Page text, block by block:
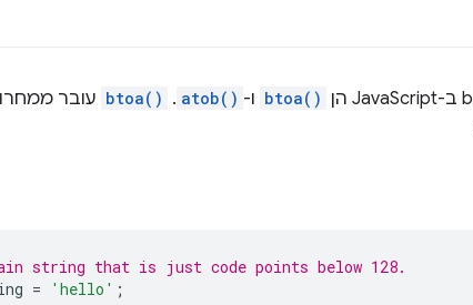
btoa() ו- atob()
.
btoa() עובר
string that is just code points below 128.
= 'hello' ;